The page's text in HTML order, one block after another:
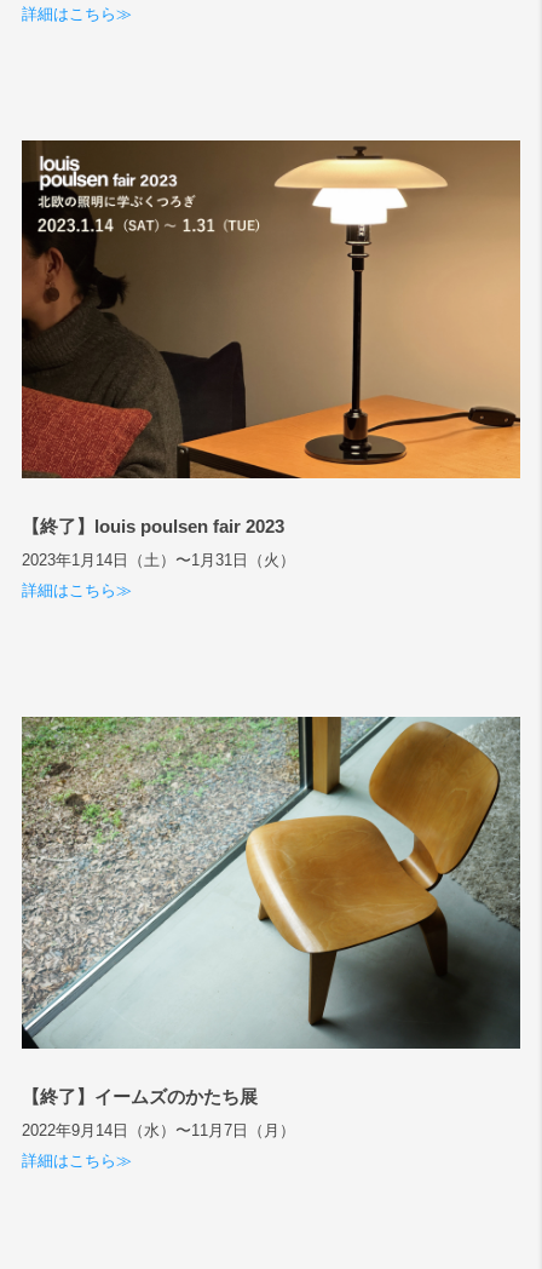
詳細はこちら≫
【終了】louis poulsen fair 2023
2023年1月14日（土）〜1月31日（火）
詳細はこちら≫
【終了】イームズのかたち展
2022年9月14日（水）〜11月7日（月）
詳細はこちら≫